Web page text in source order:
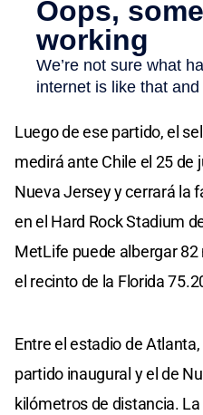
Luego de ese partido, el
medirá ante Chile el 25 de
Nueva Jersey y cerrará la
en el Hard Rock Stadium
MetLife puede albergar
el recinto de la Florida
Entre el estadio de
partido inaugural y el de
kilómetros de distancia.